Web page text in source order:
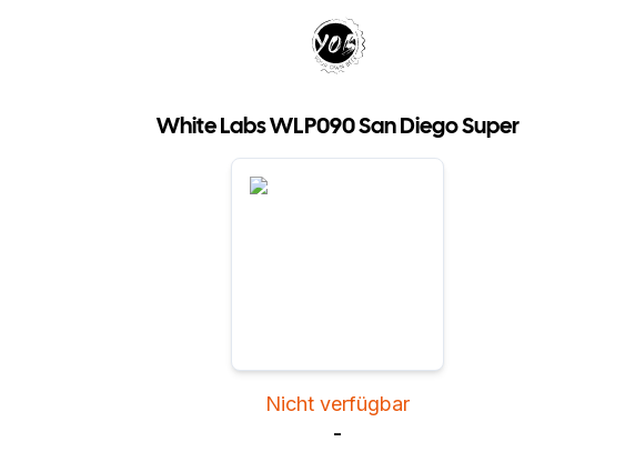
Your Own Beer
White Labs WLP090 San Diego Super
Nicht verfügbar
-